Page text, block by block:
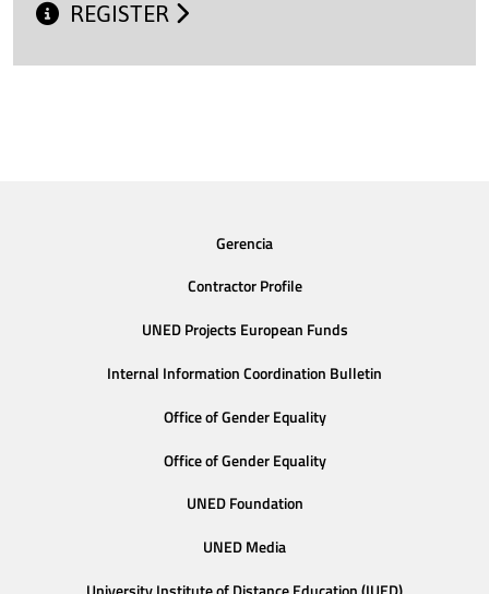
REGISTER
Gerencia
Contractor Profile
UNED Projects European Funds
Internal Information Coordination Bulletin
Office of Gender Equality
Office of Gender Equality
UNED Foundation
UNED Media